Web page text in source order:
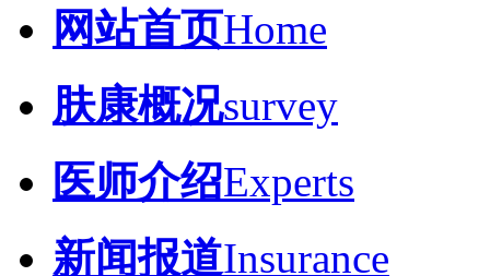
网站首页Home
肤康概况survey
医师介绍Experts
新闻报道Insurance